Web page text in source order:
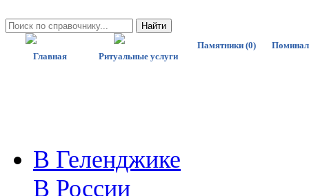
Главная Ритуальные услуги
Памятники (0)
В Геленджике
В России